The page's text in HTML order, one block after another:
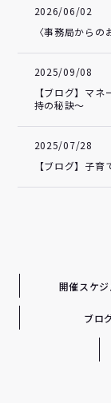
2026/06/02
〈事務局からの
2025/09/08
【ブログ】マ
持の秘訣～
2025/07/28
【ブログ】子
開催スケ
ブロ